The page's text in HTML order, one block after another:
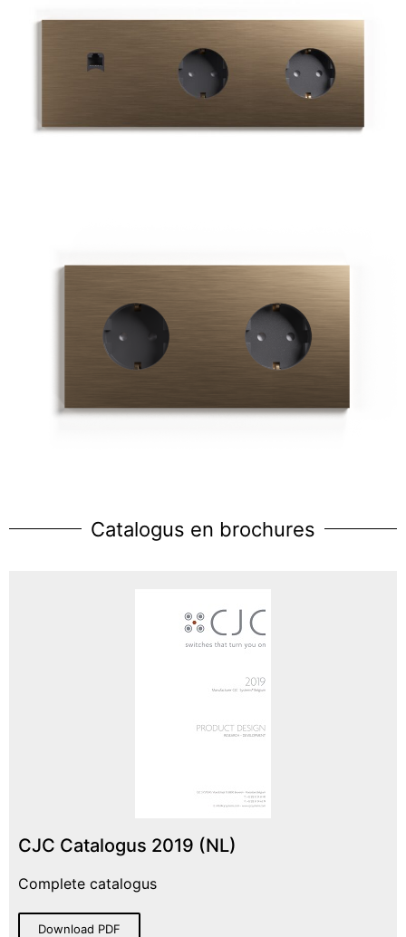
Catalogus en brochures
CJC Catalogus 2019 (NL)
Complete catalogus
Download PDF